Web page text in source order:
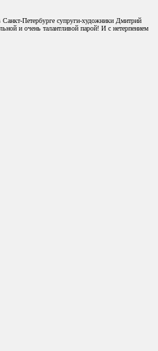
Петербурге супруги-художники Дмитрий
и очень талантливой парой! И с нетерпением